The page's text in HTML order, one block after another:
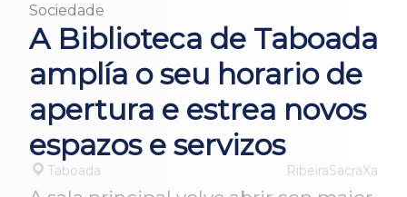
Sociedade
A Biblioteca de Taboada
amplía o seu horario de
apertura e estrea novos
espazos e servizos
Taboada RibeiraSacraXa